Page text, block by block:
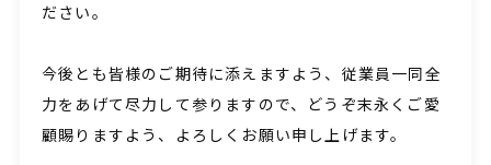
ださい。
今後とも皆様のご期待に添えますよう、従業員一同全
力をあげて尽力して参りますので、どうぞ末永くご愛
顧賜りますよう、よろしくお願い申し上げます。